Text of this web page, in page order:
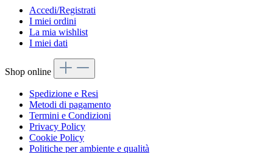
Accedi/Registrati
I miei ordini
La mia wishlist
I miei dati
Shop online
Spedizione e Resi
Metodi di pagamento
Termini e Condizioni
Privacy Policy
Cookie Policy
Politiche per ambiente e qualità